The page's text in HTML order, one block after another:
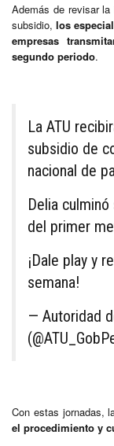
Además de revisar la
subsidio, los
empresas
segundo periodo.
La ATU
subsidio de
nacional de
Delia
del primer
¡Dale play y
semana!
— Autoridad
Con estas jornadas,
el procedimiento y